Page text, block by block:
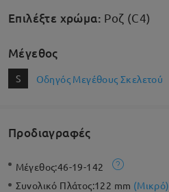
Επιλέξτε χρώμα: Ροζ (C4)
Μέγεθος
S Οδηγός Μεγέθους Σκελετού
Προδιαγραφές
Μέγεθος:46-19-142
Συνολικό Πλάτος:122 mm (Μικρό)